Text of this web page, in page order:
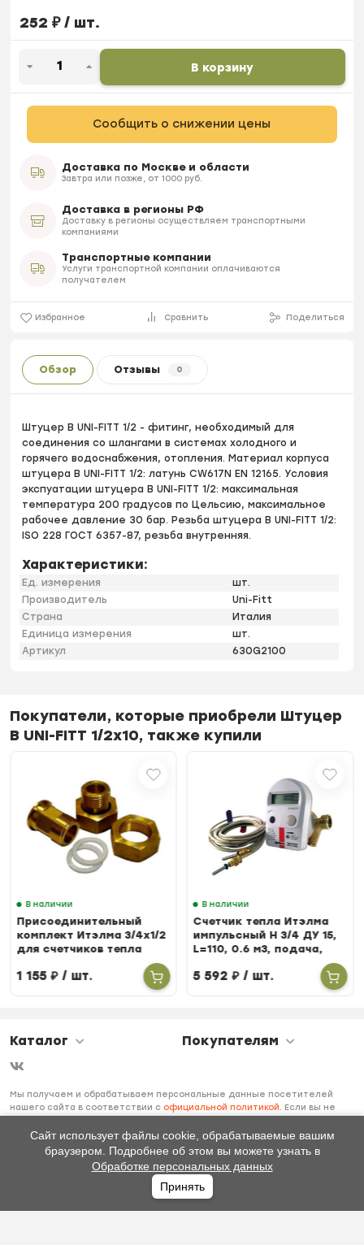
Избранное
252 ₽/ шт.
В корзину
Сообщить о снижении цены
Доставка по Москве и области
Завтра или позже, от 1000 руб.
Доставка в регионы РФ
Доставку в регионы осуществляем транспортными
компаниями
Транспортные компании
Услуги транспортной компании оплачиваются
получателем
Избранное Сравнить Поделиться
Обзор Отзывы 0
Штуцер В UNI-FITT 1/2 - фитинг, необходимый для
соединения со шлангами в системах холодного и
горячего водоснабжения, отопления. Материал корпуса
штуцера В UNI-FITT 1/2: латунь CW617N EN 12165. Условия
экспуатации штуцера В UNI-FITT 1/2: максимальная
температура 200 градусов по Цельсию, максимальное
рабочее давление 30 бар. Резьба штуцера В UNI-FITT 1/2:
ISO 228 ГОСТ 6357-87, резьба внутренняя.
Характеристики:
Ед. измерения
шт.
Производитель
Uni-Fitt
Страна
Италия
Единица измерения
шт.
Артикул
630G2100
Покупатели, которые приобрели Штуцер
В UNI-FITT 1/2x10, также купили
В наличии
Присоединительный
комплект Итэлма 3/4х1/2
для счетчиков тепла
1 155₽/ шт.
В наличии
Счетчик тепла Итэлма
импульсный Н 3/4 ДУ 15,
L=110, 0.6 м3, подача,
5 592₽/ шт.
Каталог Покупателям
Мы получаем и обрабатываем персональные данные посетителей
нашего сайта в соответствии с официальной политикой. Если вы не
необходимо покинуть наш сайт.
Сайт использует файлы cookie, обрабатываемые вашим
браузером. Подробнее об этом вы можете узнать в
Обработке персональных данных
Принять